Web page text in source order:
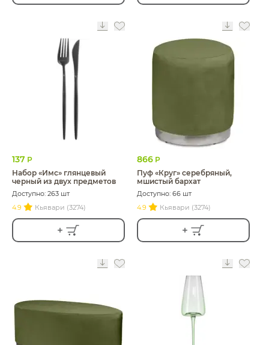
137 Р
Набор «Имс» глянцевый
черный из двух предметов
Доступно: 263 шт
4.9
Кьявари (3274)
866 Р
Пуф «Круг» серебряный,
мшистый бархат
Доступно: 66 шт
4.9
Кьявари (3274)